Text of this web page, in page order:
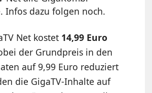
Infos dazu folgen noch.
Net kostet 14,99 Euro
der Grundpreis in den
auf 9,99 Euro reduziert
die GigaTV-Inhalte auf